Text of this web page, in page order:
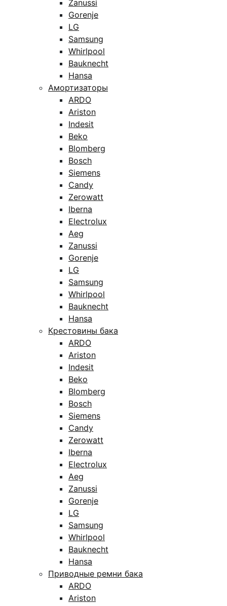
Zanussi
Gorenje
LG
Samsung
Whirlpool
Bauknecht
Hansa
Амортизаторы
ARDO
Ariston
Indesit
Beko
Blomberg
Bosch
Siemens
Candy
Zerowatt
Iberna
Electrolux
Aeg
Zanussi
Gorenje
LG
Samsung
Whirlpool
Bauknecht
Hansa
Крестовины бака
ARDO
Ariston
Indesit
Beko
Blomberg
Bosch
Siemens
Candy
Zerowatt
Iberna
Electrolux
Aeg
Zanussi
Gorenje
LG
Samsung
Whirlpool
Bauknecht
Hansa
Приводные ремни бака
ARDO
Ariston